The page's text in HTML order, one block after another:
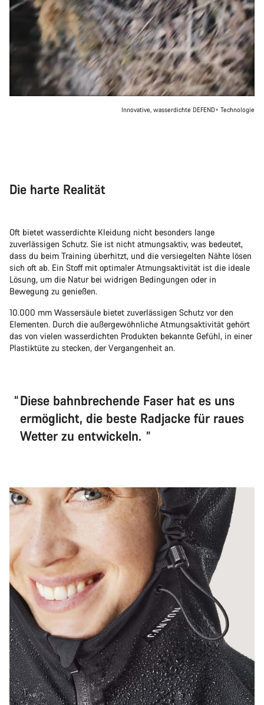
Innovative, wasserdichte DEFEND+ Technologie
Die harte Realität
Oft bietet wasserdichte Kleidung nicht besonders lange
zuverlässigen Schutz. Sie ist nicht atmungsaktiv, was bedeutet,
dass du beim Training überhitzt, und die versiegelten Nähte lösen
sich oft ab. Ein Stoff mit optimaler Atmungsaktivität ist die ideale
Lösung, um die Natur bei widrigen Bedingungen oder in
Bewegung zu genießen.
10.000 mm Wassersäule bietet zuverlässigen Schutz vor den
Elementen. Durch die außergewöhnliche Atmungsaktivität gehört
das von vielen wasserdichten Produkten bekannte Gefühl, in einer
Plastiktüte zu stecken, der Vergangenheit an.
Diese bahnbrechende Faser hat es uns
ermöglicht, die beste Radjacke für raues
Wetter zu entwickeln.